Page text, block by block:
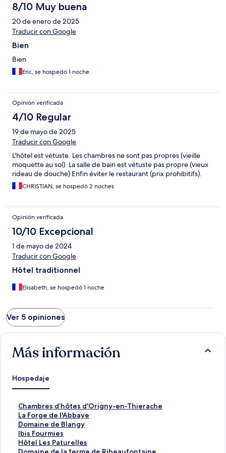
8/10 Muy buena
20 de enero de 2025
Traducir con Google
Bien
Bien
Eric, se hospedó 1 noche
Opinión verificada
4/10 Regular
19 de mayo de 2025
Traducir con Google
L'hôtel est vétuste. Les chambres ne sont pas propres (vieille
moquette au sol). La salle de bain est vétuste pas propre (vieux
rideau de douche) Enfin éviter le restaurant (prix prohibitifs).
CHRISTIAN, se hospedó 2 noches
Opinión verificada
10/10 Excepcional
1 de mayo de 2024
Traducir con Google
Hôtel traditionnel
Elisabeth, se hospedó 1 noche
Ver 5 opiniones
Más información
Hospedaje
Chambres d’hôtes d'Origny-en-Thierache
E
n
l
a
c
e
La Forge de l'Abbaye
E
n
l
a
c
Domaine de Blangy
E
n
l
a
Ibis Fourmies
E
n
l
Hôtel Les Paturelles
E
n
E